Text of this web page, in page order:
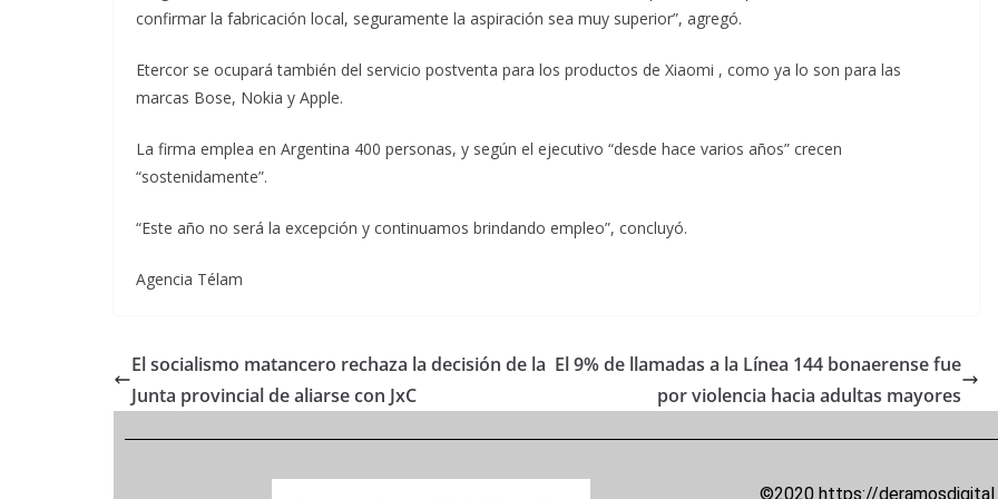
confirmar la fabricación local, seguramente la aspiración sea muy superior”, agregó.
Etercor se ocupará también del servicio postventa para los productos de Xiaomi , como ya lo son para las
marcas Bose, Nokia y Apple.
La firma emplea en Argentina 400 personas, y según el ejecutivo “desde hace varios años” crecen
“sostenidamente”.
“Este año no será la excepción y continuamos brindando empleo”, concluyó.
Agencia Télam
El socialismo matancero rechaza la decisión de la
Junta provincial de aliarse con JxC
El 9% de llamadas a la Línea 144 bonaerense fue
por violencia hacia adultas mayores
©2020 https://